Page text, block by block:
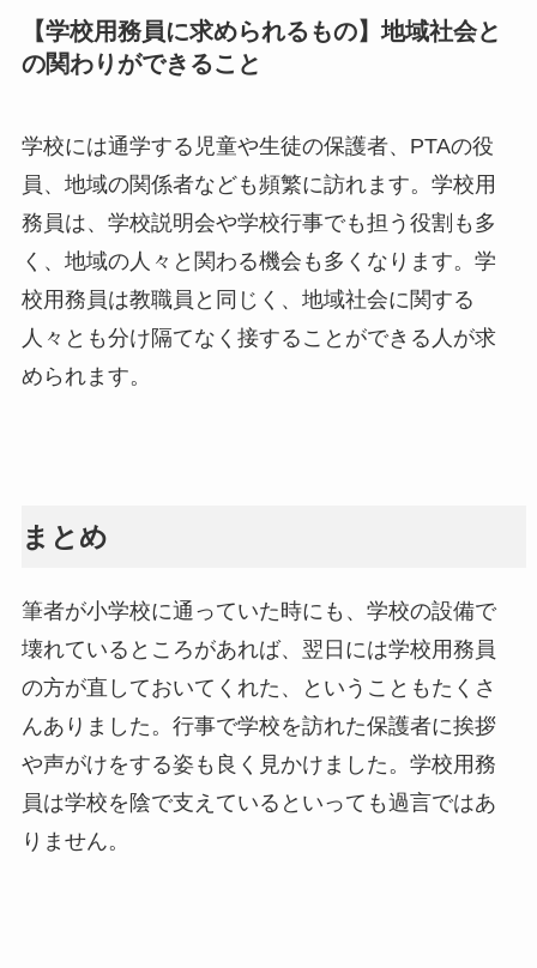
【学校用務員に求められるもの】地域社会と
の関わりができること
学校には通学する児童や生徒の保護者、PTAの役
員、地域の関係者なども頻繁に訪れます。学校用
務員は、学校説明会や学校行事でも担う役割も多
く、地域の人々と関わる機会も多くなります。学
校用務員は教職員と同じく、地域社会に関する
人々とも分け隔てなく接することができる人が求
められます。
まとめ
筆者が小学校に通っていた時にも、学校の設備で
壊れているところがあれば、翌日には学校用務員
の方が直しておいてくれた、ということもたくさ
んありました。行事で学校を訪れた保護者に挨拶
や声がけをする姿も良く見かけました。学校用務
員は学校を陰で支えているといっても過言ではあ
りません。